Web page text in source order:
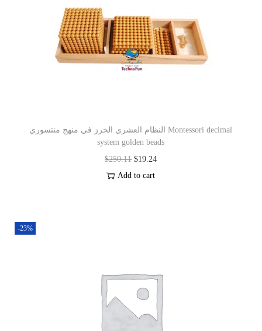
النظام العشري الخرز في منهج منتسوري Montessori decimal
system golden beads
$250.11 $19.24
Add to cart
-23%